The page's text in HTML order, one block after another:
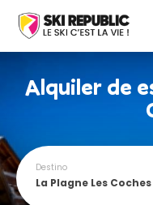
Alquiler de
Destino
La Plagne Les Coches